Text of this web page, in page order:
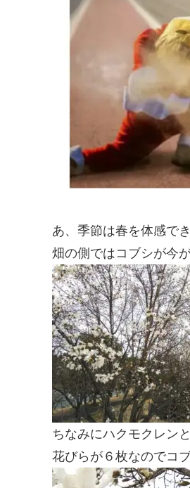
あ、季節は春を体感で
畑の側ではコブシが今
ちなみにハクモクレン
花びらが６枚なのでコ